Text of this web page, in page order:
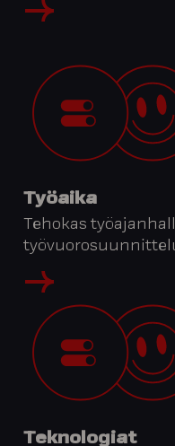
Työaika
Tehokas
Teknologiat